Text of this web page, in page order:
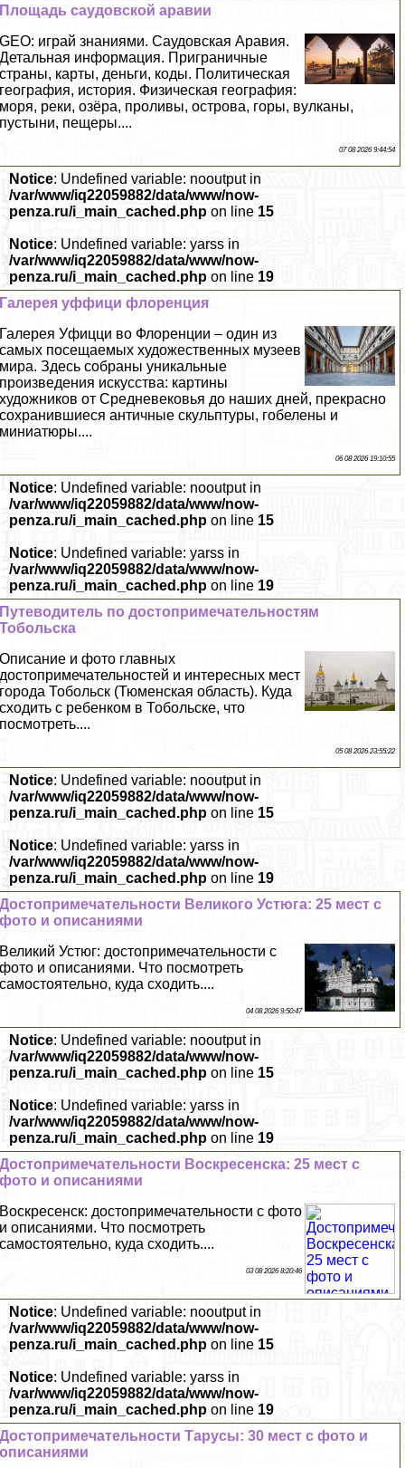
Площадь саудовской аравии
GEO: играй знаниями. Саудовская Аравия.
Детальная информация. Приграничные
страны, карты, деньги, коды. Политическая
география, история. Физическая география:
моря, реки, озёра, проливы, острова, горы, вулканы,
пустыни, пещеры....
07 08 2026 9:44:54
Notice: Undefined variable: nooutput in
/var/www/iq22059882/data/www/now-
penza.ru/i_main_cached.php on line 15
Notice: Undefined variable: yarss in
/var/www/iq22059882/data/www/now-
penza.ru/i_main_cached.php on line 19
Галерея уффици флоренция
Галерея Уфицци во Флоренции – один из
самых посещаемых художественных музеев
мира. Здесь собраны уникальные
произведения искусства: картины
художников от Средневековья до наших дней, прекрасно
сохранившиеся античные скульптуры, гобелены и
миниатюры....
06 08 2026 19:10:55
Notice: Undefined variable: nooutput in
/var/www/iq22059882/data/www/now-
penza.ru/i_main_cached.php on line 15
Notice: Undefined variable: yarss in
/var/www/iq22059882/data/www/now-
penza.ru/i_main_cached.php on line 19
Путеводитель по достопримечательностям
Тобольска
Описание и фото главных
достопримечательностей и интересных мест
города Тобольск (Тюменская область). Куда
сходить с ребенком в Тобольске, что
посмотреть....
05 08 2026 23:55:22
Notice: Undefined variable: nooutput in
/var/www/iq22059882/data/www/now-
penza.ru/i_main_cached.php on line 15
Notice: Undefined variable: yarss in
/var/www/iq22059882/data/www/now-
penza.ru/i_main_cached.php on line 19
Достопримечательности Великого Устюга: 25 мест с
фото и описаниями
Великий Устюг: достопримечательности с
фото и описаниями. Что посмотреть
самостоятельно, куда сходить....
04 08 2026 9:50:47
Notice: Undefined variable: nooutput in
/var/www/iq22059882/data/www/now-
penza.ru/i_main_cached.php on line 15
Notice: Undefined variable: yarss in
/var/www/iq22059882/data/www/now-
penza.ru/i_main_cached.php on line 19
Достопримечательности Воскресенска: 25 мест с
фото и описаниями
Воскресенск: достопримечательности с фото
и описаниями. Что посмотреть
самостоятельно, куда сходить....
03 08 2026 8:20:46
Notice: Undefined variable: nooutput in
/var/www/iq22059882/data/www/now-
penza.ru/i_main_cached.php on line 15
Notice: Undefined variable: yarss in
/var/www/iq22059882/data/www/now-
penza.ru/i_main_cached.php on line 19
Достопримечательности Тарусы: 30 мест с фото и
описаниями